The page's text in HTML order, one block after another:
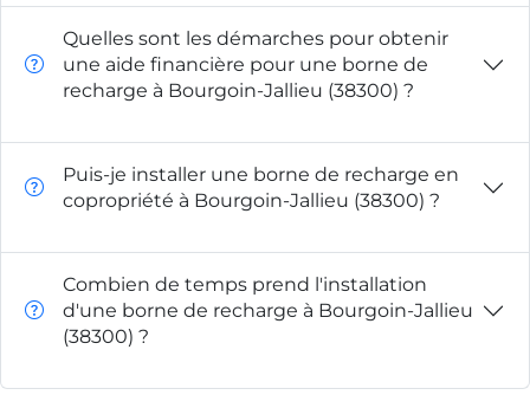
Quelles sont les démarches pour obtenir
une aide financière pour une borne de
recharge à Bourgoin-Jallieu (38300) ?
Puis-je installer une borne de recharge en
copropriété à Bourgoin-Jallieu (38300) ?
Combien de temps prend l'installation
d'une borne de recharge à Bourgoin-Jallieu
(38300) ?